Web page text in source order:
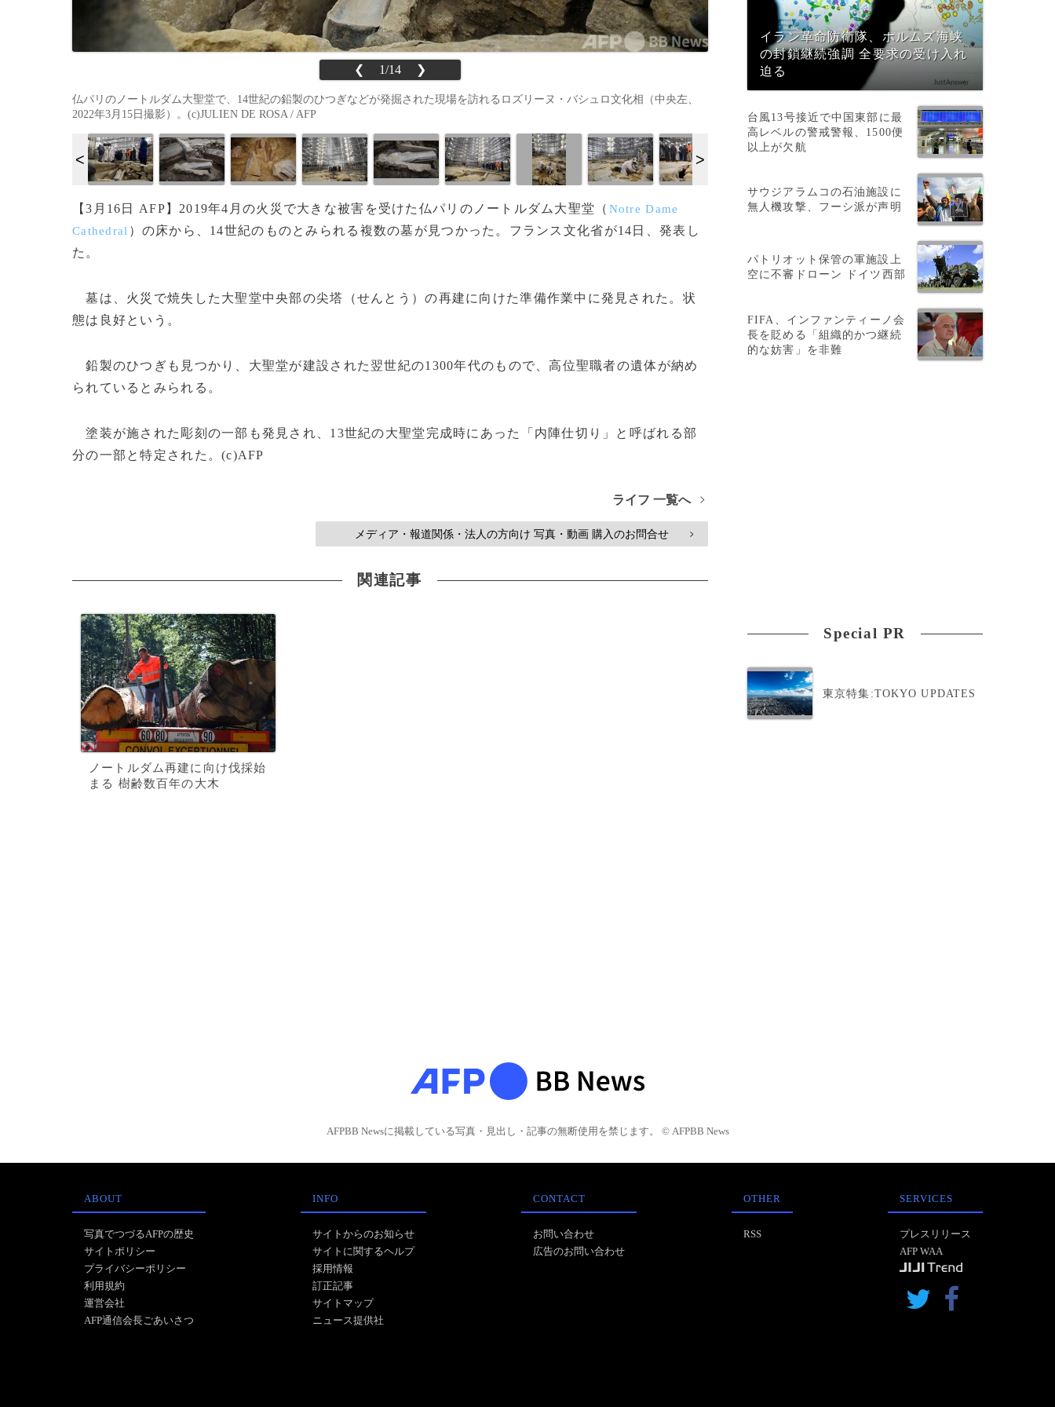
❮ 1/14 ❯
仏パリのノートルダム大聖堂で、14世紀の鉛製のひつぎなどが発掘された現場を訪れるロズリーヌ・バシュロ文化相（中央左、
2022年3月15日撮影）。(c)JULIEN DE ROSA / AFP
【3月16日 AFP】2019年4月の火災で大きな被害を受けた仏パリのノートルダム大聖堂（ Notre Dame
Cathedral ）の床から、14世紀のものとみられる複数の墓が見つかった。フランス文化省が14日、発表し
た。
墓は、火災で焼失した大聖堂中央部の尖塔（せんとう）の再建に向けた準備作業中に発見された。状
態は良好という。
鉛製のひつぎも見つかり、大聖堂が建設された翌世紀の1300年代のもので、高位聖職者の遺体が納め
られているとみられる。
塗装が施された彫刻の一部も発見され、13世紀の大聖堂完成時にあった「内陣仕切り」と呼ばれる部
分の一部と特定された。(c)AFP
ライフ 一覧へ >
メディア・報道関係・法人の方向け 写真・動画 購入のお問合せ >
関連記事
ノートルダム再建に向け伐採始
まる 樹齢数百年の大木
イラン革命防衛隊、ホルムズ海峡
の封鎖継続強調 全要求の受け入れ
迫る
台風13号接近で中国東部に最
高レベルの警戒警報、1500便
以上が欠航
サウジアラムコの石油施設に
無人機攻撃、フーシ派が声明
パトリオット保管の軍施設上
空に不審ドローン ドイツ西部
FIFA、インファンティーノ会
長を貶める「組織的かつ継続
的な妨害」を非難
Special PR
東京特集:TOKYO UPDATES
AFPBB Newsに掲載している写真・見出し・記事の無断使用を禁じます。 © AFPBB News
ABOUT
写真でつづるAFPの歴史
サイトポリシー
プライバシーポリシー
利用規約
運営会社
AFP通信会長ごあいさつ
INFO
サイトからのお知らせ
サイトに関するヘルプ
採用情報
訂正記事
サイトマップ
ニュース提供社
CONTACT
お問い合わせ
広告のお問い合わせ
OTHER
RSS
SERVICES
プレスリリース
AFP WAA